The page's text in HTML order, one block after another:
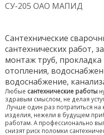
СУ-205 ОАО МАПИД
Сантехнические
сантехнических работ,
монтаж труб, прокладка
отопления,
водоснабжение,
Любые сантехнические работы
здравым смыслом, не делая
Лучше один раз потратиться на
изделия, нежели в будущем
работам. А профессионально
снизят риск поломки